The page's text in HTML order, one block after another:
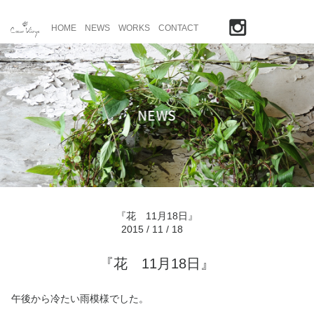
HOME NEWS WORKS CONTACT
『花 11月18日』
2015 / 11 / 18
『花 11月18日』
午後から冷たい雨模様でした。